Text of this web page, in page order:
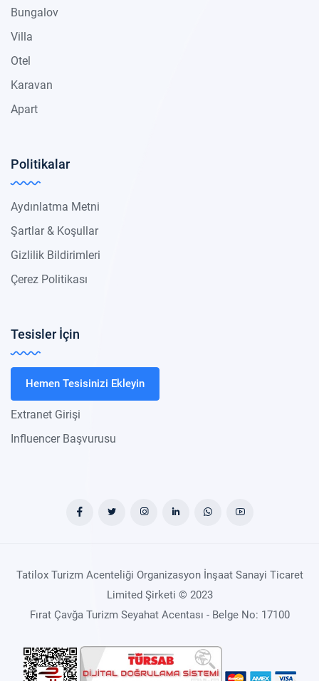
Bungalov
Villa
Otel
Karavan
Apart
Politikalar
Aydınlatma Metni
Şartlar & Koşullar
Gizlilik Bildirimleri
Çerez Politikası
Tesisler İçin
Hemen Tesisinizi Ekleyin
Extranet Girişi
Influencer Başvurusu
Tatilox Turizm Acenteliği Organizasyon İnşaat Sanayi Ticaret
Limited Şirketi © 2023
Fırat Çavğa Turizm Seyahat Acentası - Belge No: 17100